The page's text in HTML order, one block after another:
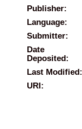
Publisher:
Language:
Submitter:
Date
Deposited:
Last Modified:
URI: